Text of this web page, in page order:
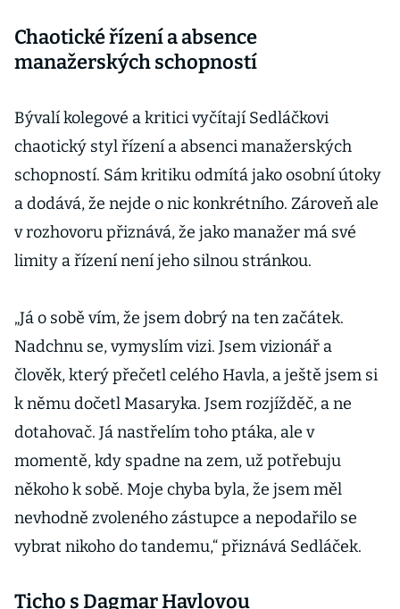
Chaotické řízení a absence
manažerských schopností
Bývalí kolegové a kritici vyčítají Sedláčkovi
chaotický styl řízení a absenci manažerských
schopností. Sám kritiku odmítá jako osobní útoky
a dodává, že nejde o nic konkrétního. Zároveň ale
v rozhovoru přiznává, že jako manažer má své
limity a řízení není jeho silnou stránkou.
„Já o sobě vím, že jsem dobrý na ten začátek.
Nadchnu se, vymyslím vizi. Jsem vizionář a
člověk, který přečetl celého Havla, a ještě jsem si
k němu dočetl Masaryka. Jsem rozjížděč, a ne
dotahovač. Já nastřelím toho ptáka, ale v
momentě, kdy spadne na zem, už potřebuju
někoho k sobě. Moje chyba byla, že jsem měl
nevhodně zvoleného zástupce a nepodařilo se
vybrat nikoho do tandemu,“ přiznává Sedláček.
Ticho s Dagmar Havlovou